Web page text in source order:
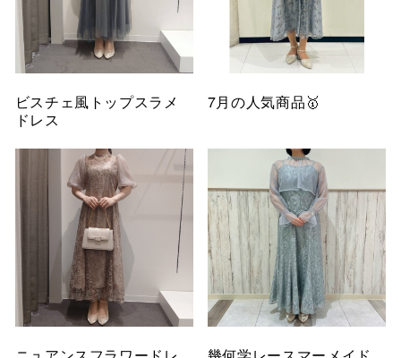
ビスチェ風トップスラメ
ドレス
7月の人気商品🥇